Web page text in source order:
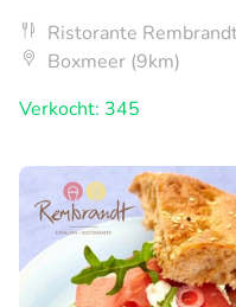
Ristorante
Boxmeer (9km)
Verkocht: 345